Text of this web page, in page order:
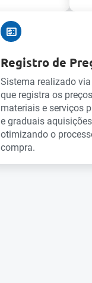
Registro de
Sistema realizado
que registra os
materiais e serviços
e graduais
otimizando o
compra.